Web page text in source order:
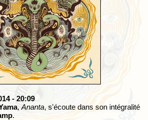
- 20:09
, Ananta, s'écoute dans son intégralité
.